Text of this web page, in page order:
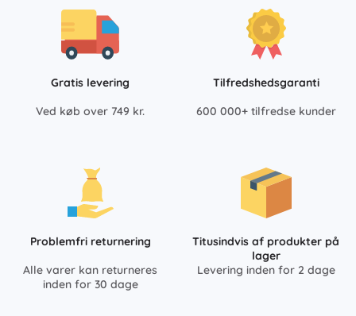
Gratis levering
Ved køb over 749 kr.
Tilfredshedsgaranti
600 000+ tilfredse kunder
Problemfri returnering
Alle varer kan returneres
inden for 30 dage
Titusindvis af produkter på
lager
Levering inden for 2 dage